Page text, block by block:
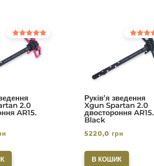
2.0
AR15.
Оцінено в
з 5
Руків’я зведення
Xgun Spartan 2.0
двостороння AR15.
Black
Оцінено в
з 5
5220,0 грн
В КОШИК